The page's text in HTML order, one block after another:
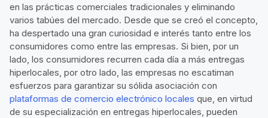
en las prácticas comerciales tradicionales y eliminando
varios tabúes del mercado. Desde que se creó el concepto,
ha despertado una gran curiosidad e interés tanto entre los
consumidores como entre las empresas. Si bien, por un
lado, los consumidores recurren cada día a más entregas
hiperlocales, por otro lado, las empresas no escatiman
esfuerzos para garantizar su sólida asociación con
plataformas de comercio electrónico locales que, en virtud
de su especialización en entregas hiperlocales, pueden